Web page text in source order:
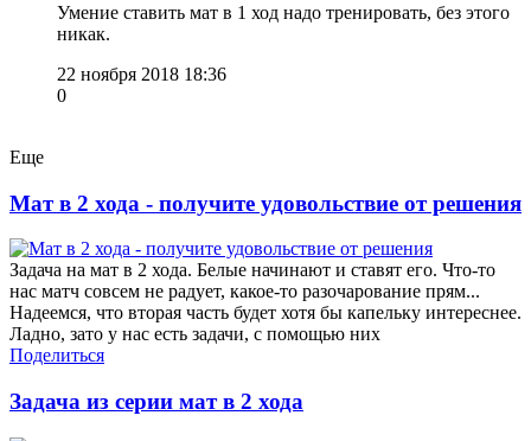
Умение ставить мат в 1 ход надо тренировать, без этого
никак.
22 ноября 2018 18:36
0
Еще
Мат в 2 хода - получите удовольствие от решения
Задача на мат в 2 хода. Белые начинают и ставят его. Что-то
нас матч совсем не радует, какое-то разочарование прям...
Надеемся, что вторая часть будет хотя бы капельку интереснее.
Ладно, зато у нас есть задачи, с помощью них
Поделиться
Задача из серии мат в 2 хода